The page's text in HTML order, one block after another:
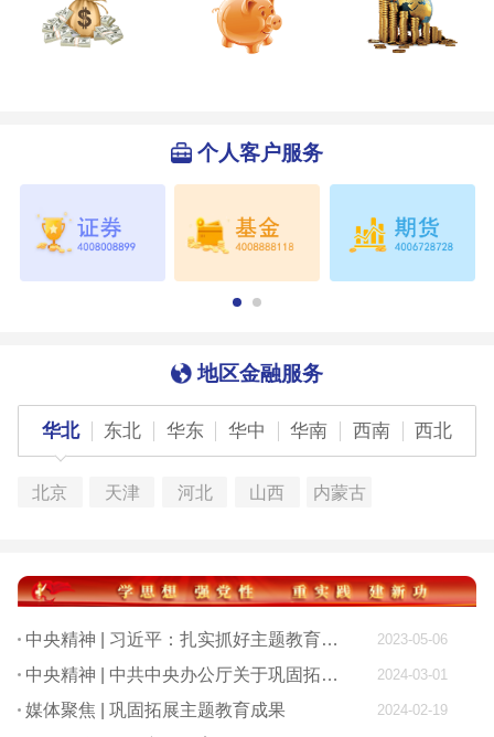
个人客户服务
地区金融服务
华北 东北 华东 华中 华南 西南 西北
北京 天津 河北 山西 内蒙古
中央精神 | 习近平：扎实抓好主题教育 为奋进新征程凝心聚力 2023-05-06
中央精神 | 中共中央办公厅关于巩固拓展学习贯彻习近平新时代中国特色社会主义思想主题教育成果的意见 2024-03-01
媒体聚焦 | 巩固拓展主题教育成果 2024-02-19